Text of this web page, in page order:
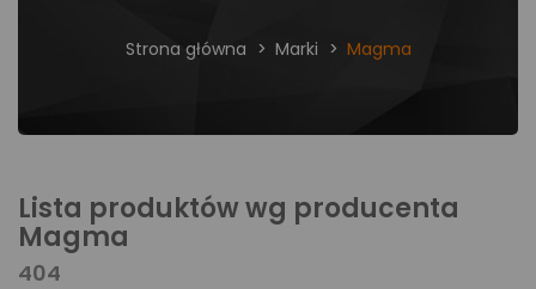
Strona główna Marki Magma
Lista produktów wg producenta
Magma
404